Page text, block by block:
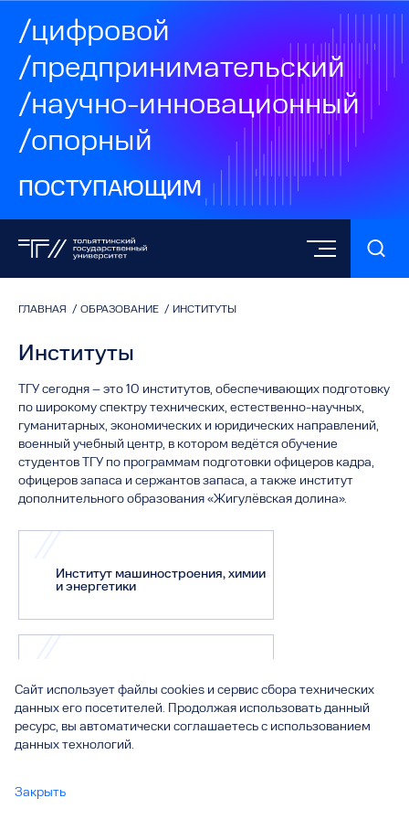
/цифровой
/предпринимательский
/научно-инновационный
/опорный
ПОСТУПАЮЩИМ
ГЛАВНАЯ / ОБРАЗОВАНИЕ / ИНСТИТУТЫ
Институты
ТГУ сегодня – это 10 институтов, обеспечивающих подготовку
по широкому спектру технических, естественно-научных,
гуманитарных, экономических и юридических направлений,
военный учебный центр, в котором ведётся обучение
студентов ТГУ по программам подготовки офицеров кадра,
офицеров запаса и сержантов запаса, а также институт
дополнительного образования «Жигулёвская долина».
Институт машиностроения, химии
и энергетики
беспилотных мобильных систем
институт
Сайт использует файлы cookies и сервис сбора технических
данных его посетителей. Продолжая использовать данный
ресурс, вы автоматически соглашаетесь с использованием
данных технологий.
Закрыть